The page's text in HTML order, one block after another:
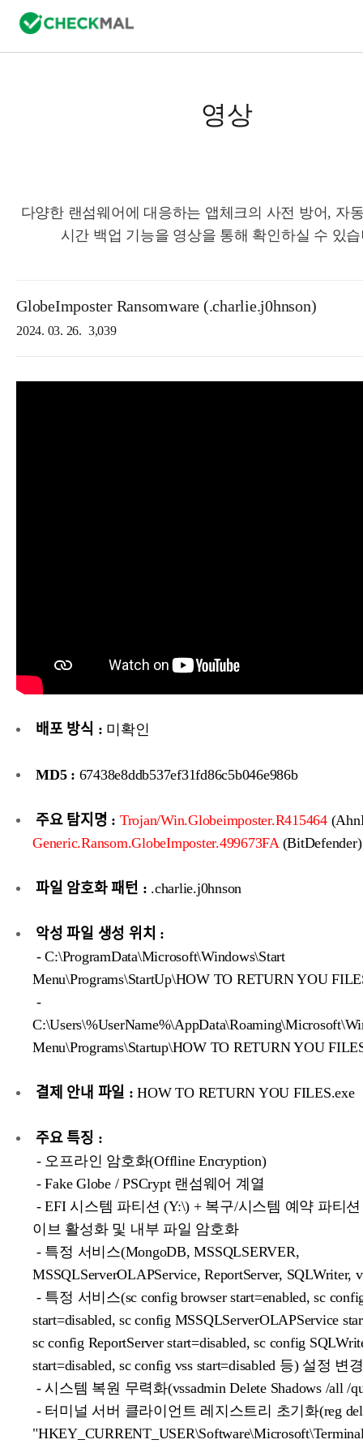
영상
다양한 랜섬웨어에 대응하는 앱체크의 사전 방어, 자
시간 백업 기능을 영상을 통해 확인하실 수 있
GlobeImposter Ransomware (.charlie.j0hnson)
2024. 03. 26. 3,039
배포 방식 : 미확인
MD5 : 67438e8ddb537ef31fd86c5b046e986b
주요 탐지명 : Trojan/Win.Globeimposter.R415464
Generic.Ransom.GlobeImposter.499673FA(BitDefender)
파일 암호화 패턴 : .charlie.j0hnson
악성 파일 생성 위치 :
- C:\ProgramData\Microsoft\Windows\Start
Menu\Programs\StartUp\HOW TO RETURN YOU
-
Menu\Programs\Startup\HOW TO RETURN YOU
결제 안내 파일 :HOW TO RETURN YOU FILES.exe
주요 특징 :
- 오프라인 암호화(Offline Encryption)
- Fake Globe / PSCrypt 랜섬웨어 계열
- EFI 시스템 파티션 (Y:\) + 복구/시스템 예약 파티
이브 활성화 및 내부 파일 암호화
- 특정 서비스(MongoDB, MSSQLSERVER,
MSSQLServerOLAPService, ReportServer, SQLWriter,
- 특정 서비스(sc config browser start=enabled, sc
start=disabled, sc config MSSQLServerOLAPService
sc config ReportServer start=disabled, sc config
start=disabled, sc config vss start=disabled 등) 설정 변경
- 시스템 복원 무력화(vssadmin Delete Shadows /all /
- 터미널 서버 클라이언트 레지스트리 초기화(reg